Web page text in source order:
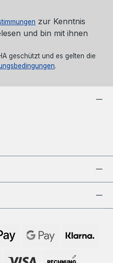
zur Kenntnis
und bin mit ihnen
geschützt und es gelten die
.